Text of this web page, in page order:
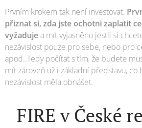
Prvním krokem tak není investovat.
přiznat si, zda jste ochotni zaplatit
vyžadujea mít vyjasněno jestli si
nezávislost pouze pro sebe, nebo pro
apod..Tedy počítat s tím, že budete
mít zároveň už i základní představu, co
nezávislost měla obnášet.
FIRE v České